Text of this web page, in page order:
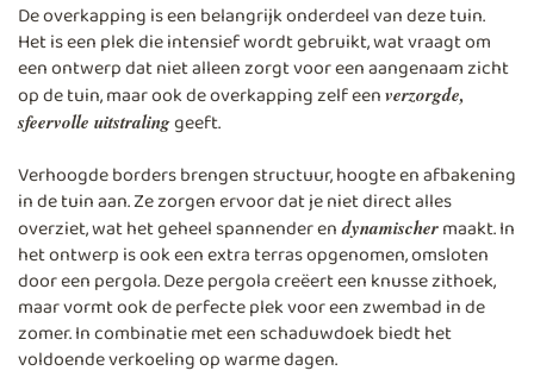
De overkapping is een belangrijk onderdeel van deze tuin.
Het is een plek die intensief wordt gebruikt, wat vraagt om
een ontwerp dat niet alleen zorgt voor een aangenaam zicht
op de tuin, maar ook de overkapping zelf eenverzorgde,
sfeervolle uitstralinggeeft.
Verhoogde borders brengen structuur, hoogte en afbakening
in de tuin aan. Ze zorgen ervoor dat je niet direct alles
overziet, wat het geheel spannender endynamischermaakt. In
het ontwerp is ook een extra terras opgenomen, omsloten
door een pergola. Deze pergola creëert een knusse zithoek,
maar vormt ook de perfecte plek voor een zwembad in de
zomer. In combinatie met een schaduwdoek biedt het
voldoende verkoeling op warme dagen.